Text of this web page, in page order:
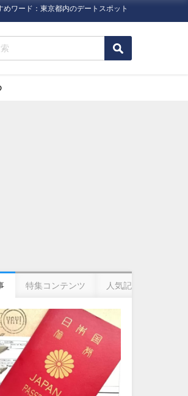
めワード：東京都内のデートスポット
特集コンテンツ 人気記事